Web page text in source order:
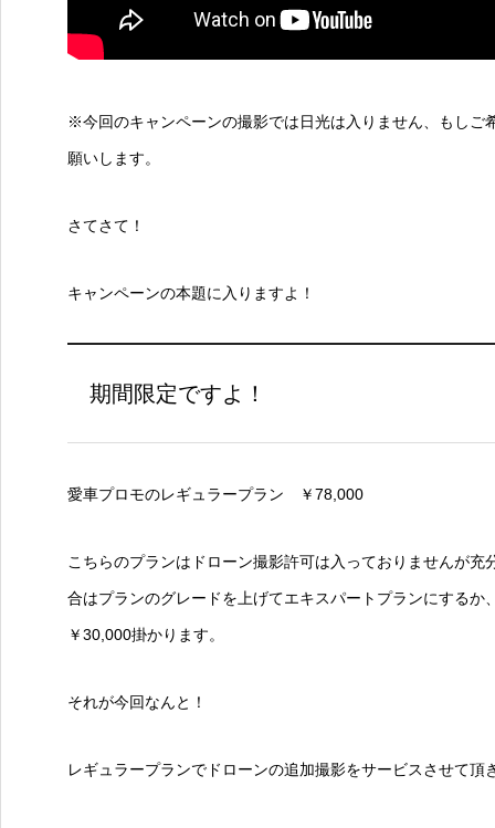
※今回のキャンペーンの撮影では日光は入りません、もしご
願いします。
さてさて！
キャンペーンの本題に入りますよ！
期間限定ですよ！
愛車プロモのレギュラープラン ￥78,000
こちらのプランはドローン撮影許可は入っておりませんが
合はプランのグレードを上げてエキスパートプランにする
￥30,000掛かります。
それが今回なんと！
レギュラープランでドローンの追加撮影をサービスさせて頂